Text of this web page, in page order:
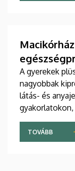
jelent meg
szerzője a
A gyerekek
nagyobbak
látás- és
egészséget
is részt
Fesztiválon. A
TOVÁBB